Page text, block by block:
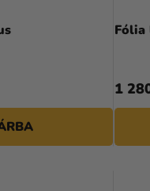
Fólia
1